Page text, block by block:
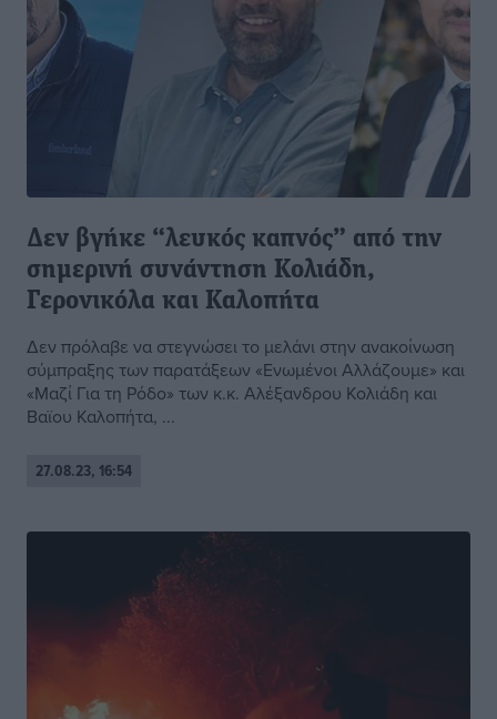
Δεν βγήκε “λευκός καπνός” από την
σημερινή συνάντηση Κολιάδη,
Γερονικόλα και Καλοπήτα
Δεν πρόλαβε να στεγνώσει το μελάνι στην ανακοίνωση
σύμπραξης των παρατάξεων «Ενωμένοι Αλλάζουμε» και
«Μαζί Για τη Ρόδο» των κ.κ. Αλέξανδρου Κολιάδη και
Βαϊου Καλοπήτα, ...
27.08.23, 16:54